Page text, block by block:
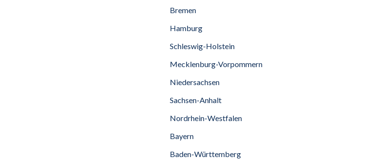
Bremen
Hamburg
Schleswig-Holstein
Mecklenburg-Vorpommern
Niedersachsen
Sachsen-Anhalt
Nordrhein-Westfalen
Bayern
Baden-Württemberg